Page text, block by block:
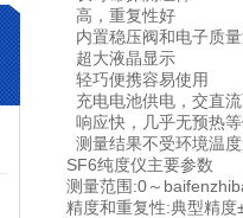
高，重复性好
内置稳压阀和电子质
超大液晶显示
轻巧便携容易使用
充电电池供电，交直
响应快，几乎无预热
测量结果不受环境温
SF6纯度仪主要参数
测量范围:0～
精度和重复性:典型精